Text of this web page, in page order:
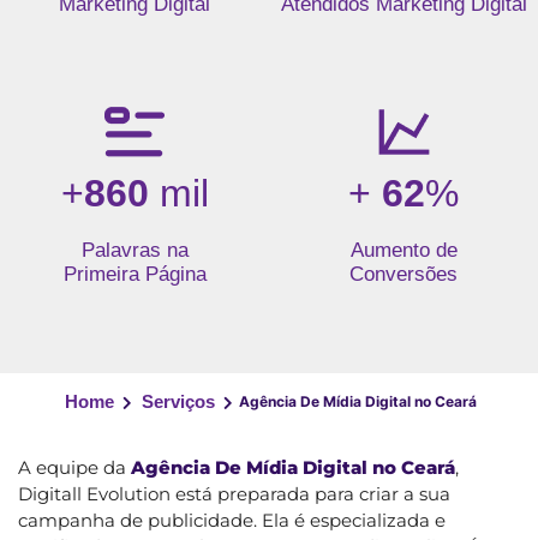
+860 mil
Palavras na
Primeira Página
+ 62%
Aumento de
Conversões
Home Serviços Agência De Mídia Digital no Ceará
A equipe da Agência De Mídia Digital no Ceará,
Digitall Evolution está preparada para criar a sua
campanha de publicidade. Ela é especializada e